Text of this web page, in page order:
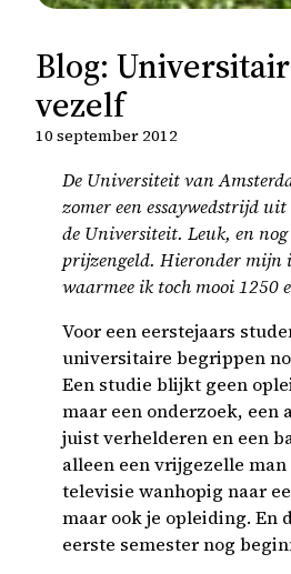
Blog:
vezelf
10 september 2012
De Universiteit van
zomer een essaywedstrijd
de Universiteit. Leuk, en
prijzengeld. Hieronder mijn
waarmee ik toch mooi 1250
Voor een eerstejaars
universitaire begrippen
Een studie blijkt geen
maar een onderzoek, een
juist verhelderen en een
alleen een vrijgezelle
televisie wanhopig naar
maar ook je opleiding. En
eerste semester nog